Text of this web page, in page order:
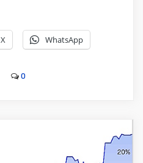
X WhatsApp
0